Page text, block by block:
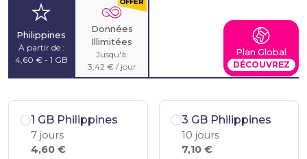
Philippines
À partir de :
4,60 € - 1 GB
Données
Illimitées
Jusqu'à:
3,42 € / jour
Plan Global
DÉCOUVREZ
1 GB Philippines
7 jours
4,60 €
3 GB Philippines
10 jours
7,10 €